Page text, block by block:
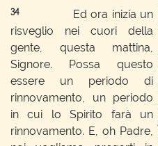
34
Ed ora inizia un
risveglio nei cuori della
gente, questa mattina,
Signore. Possa questo
essere un periodo di
rinnovamento, un periodo
in cui lo Spirito farà un
rinnovamento. E, oh Padre,